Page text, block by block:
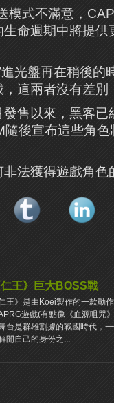
模式不滿意，
命週期中將提供
進光盤再在稍後
這兩者沒有差別
售以來，黑客
後宣布這些角
法獲得遊戲角色
仁王》巨大BOSS戰
仁王》是由Koei製作的一款動
遊戲(有點像《血源咀咒
台是群雄割據的戰國時代，
開自己的身份之...